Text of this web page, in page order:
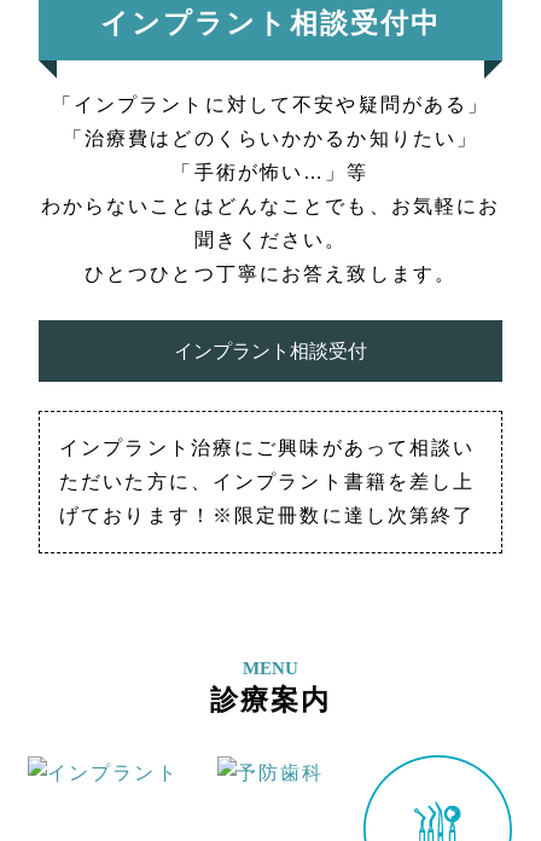
インプラント相談受付中
「インプラントに対して不安や疑問がある」
「治療費はどのくらいかかるか知りたい」
「手術が怖い…」等
わからないことはどんなことでも、お気軽にお
聞きください。
ひとつひとつ丁寧にお答え致します。
インプラント相談受付
インプラント治療にご興味があって相談い
ただいた方に、インプラント書籍を差し上
げております！※限定冊数に達し次第終了
MENU
診療案内